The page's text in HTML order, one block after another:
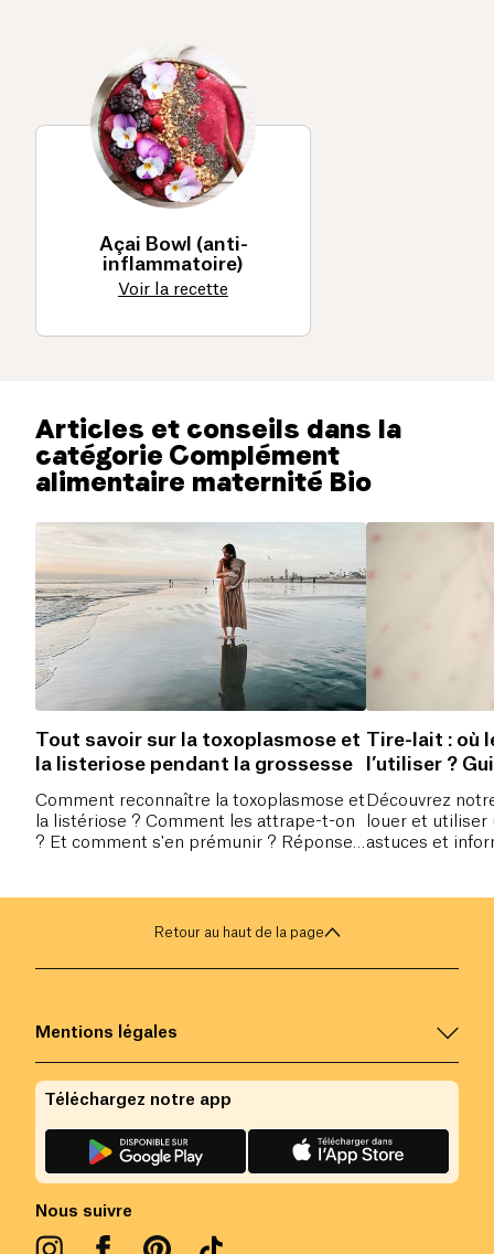
Açai Bowl (anti-
inflammatoire)
Voir la recette
Articles et conseils dans la
catégorie Complément
alimentaire maternité Bio
Tout savoir sur la toxoplasmose et
la listeriose pendant la grossesse
Comment reconnaître la toxoplasmose et
la listériose ? Comment les attrape-t-on
? Et comment s'en prémunir ? Réponse
Tire-lait : où
l’utiliser ?
Découvrez
louer et utiliser
astuces et
Retour au haut de la page
Mentions légales
Nous suivre
Téléchargez notre app